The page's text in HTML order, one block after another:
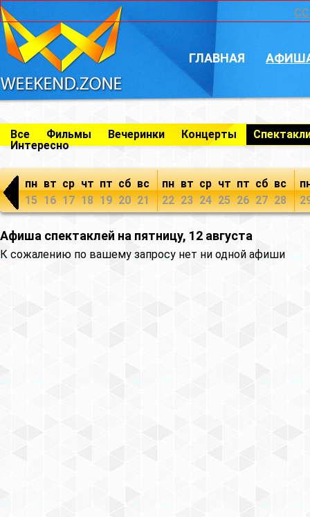
ГЛАВНАЯ
Все Фильмы Вечеринки Концерты
Интересно
пн
15
вт
16
ср
17
чт
18
пт
19
сб
20
вс
21
пн
22
вт
23
ср
24
чт
25
пт
26
сб
27
вс
28
Афиша спектаклей на пятницу, 12 августа
К сожалению по вашему запросу нет ни одной афиши